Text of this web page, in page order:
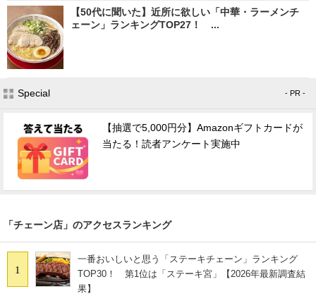
【50代に聞いた】近所に欲しい「中華・ラーメンチ
ェーン」ランキングTOP27！ ...
Special - PR -
【抽選で5,000円分】Amazonギフトカードが
当たる！読者アンケート実施中
「チェーン店」のアクセスランキング
1
一番おいしいと思う「ステーキチェーン」ランキング
TOP30！ 第1位は「ステーキ宮」【2026年最新調査結
果】